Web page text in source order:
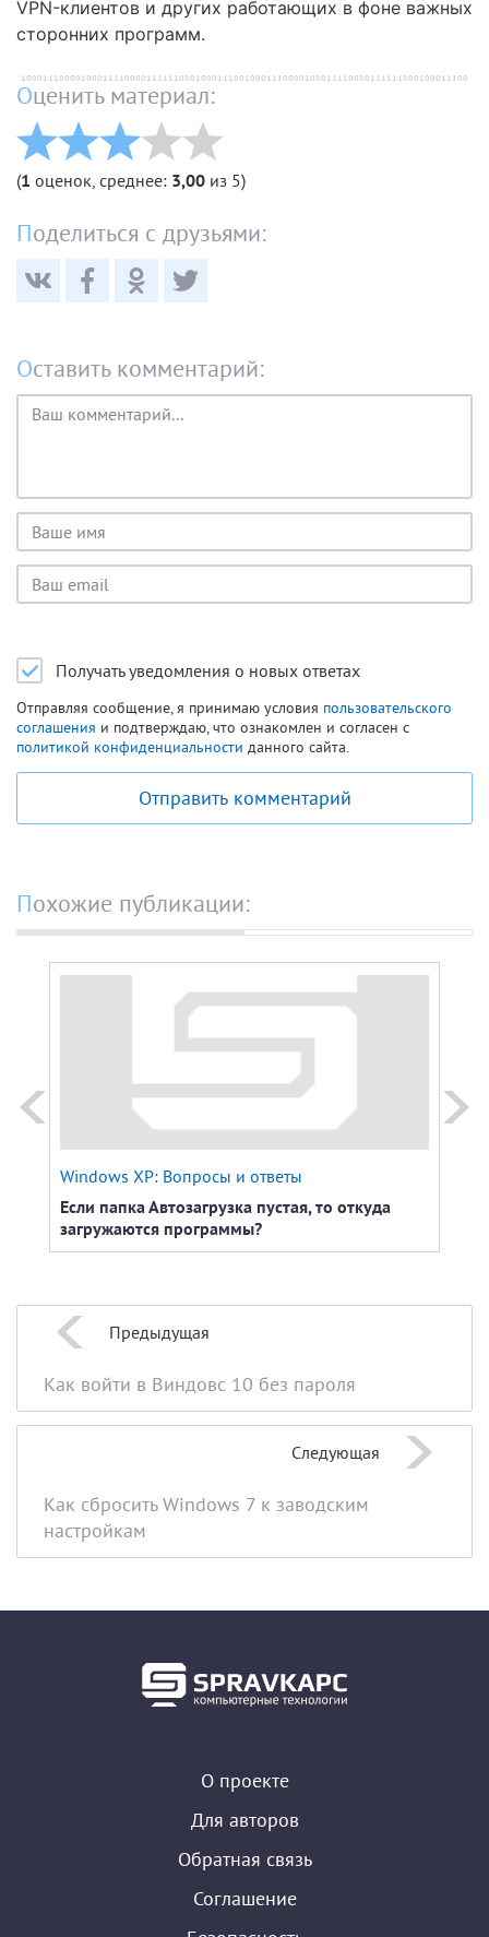
VPN-клиентов и других работающих в фоне важных
сторонних программ.
Оценить материал:
(1 оценок, среднее: 3,00 из 5)
Поделиться с друзьями:
Оставить комментарий:
Текст
комментария
Имя
пользователя
Email
пользователя
Получать уведомления о новых ответах
Отправляя сообщение, я принимаю условия пользовательского
соглашения и подтверждаю, что ознакомлен и согласен с
политикой конфиденциальности данного сайта.
Отправить комментарий
Похожие публикации:
Windows XP: Вопросы и ответы
Если папка Автозагрузка пустая, то откуда
загружаются программы?
Предыдущая
Как войти в Виндовс 10 без пароля
Следующая
Как сбросить Windows 7 к заводским
настройкам
О проекте
Для авторов
Обратная связь
Соглашение